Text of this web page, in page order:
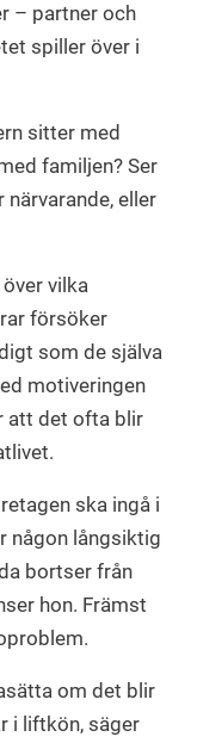
– partner och
spiller över i
sitter med
familjen? Ser
eller
vilka
försöker
som de själva
motiveringen
att det ofta blir
ska ingå i
någon långsiktig
bortser från
hon. Främst
om det blir
i liftkön, säger